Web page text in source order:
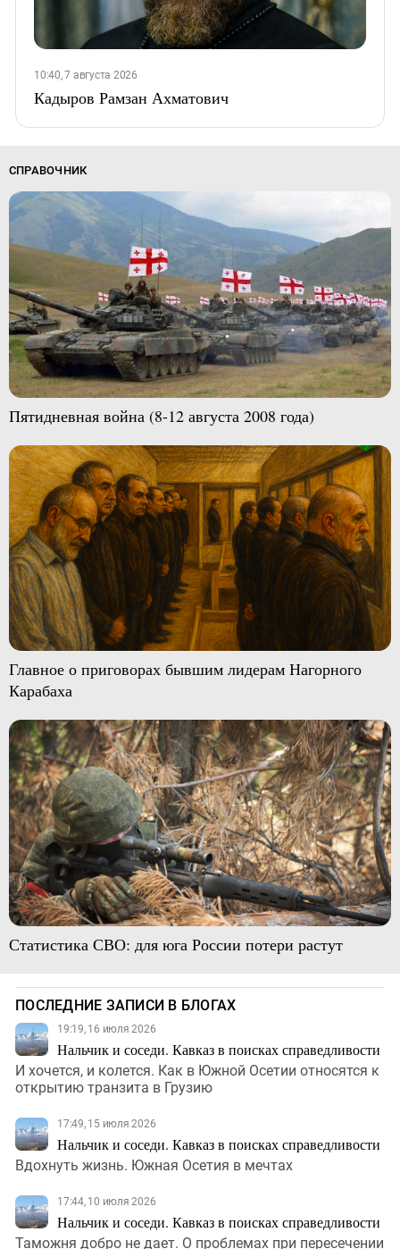
10:40, 7 августа 2026
Кадыров Рамзан Ахматович
СПРАВОЧНИК
Пятидневная война (8-12 августа 2008 года)
Главное о приговорах бывшим лидерам Нагорного
Карабаха
Статистика СВО: для юга России потери растут
ПОСЛЕДНИЕ ЗАПИСИ В БЛОГАХ
19:19, 16 июля 2026
Нальчик и соседи. Кавказ в поисках справедливости
И хочется, и колется. Как в Южной Осетии относятся к
открытию транзита в Грузию
17:49, 15 июля 2026
Нальчик и соседи. Кавказ в поисках справедливости
Вдохнуть жизнь. Южная Осетия в мечтах
17:44, 10 июля 2026
Нальчик и соседи. Кавказ в поисках справедливости
Таможня добро не дает. О проблемах при пересечении